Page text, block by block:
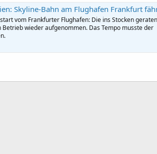
Skyline-Bahn am Flughafen Frankfurt
vom Frankfurter Flughafen: Die ins Stocken
wieder aufgenommen. Das Tempo musste der